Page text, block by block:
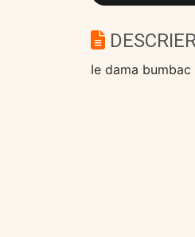
Ie dama